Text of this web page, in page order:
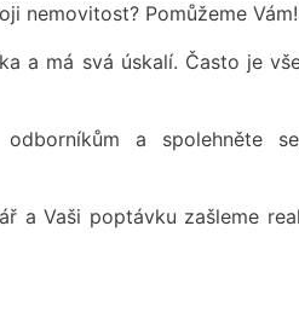
nemovitost? Pomůžeme Vám!
a má svá úskalí. Často je
a spolehněte
a Vaši poptávku zašleme